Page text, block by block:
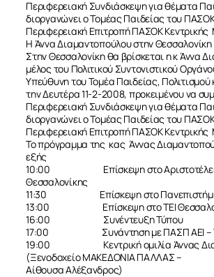
Περιφερειακή Συνδιάσκεψη για θέματα
διοργανώνει ο Τομέας Παιδείας του
Περιφερειακή Επιτροπή ΠΑΣΟΚ Κεντρικής
Η Άννα Διαμαντοπούλου στην Θεσσαλονίκη
Στην Θεσσαλονίκη θα βρίσκεται η κ Άννα
μέλος του Πολιτικού Συντονιστικού
Υπεύθυνη του Τομέα Παιδείας, Πολιτισμού
την Δευτέρα 11-2-2008, προκειμένου να
Περιφερειακή Συνδιάσκεψη για θέματα
διοργανώνει ο Τομέας Παιδείας του
Περιφερειακή Επιτροπή ΠΑΣΟΚ Κεντρικής
Το πρόγραμμα της κας Άννας
εξής
10:00 Επίσκεψη στο Αριστοτέλειο
Θεσσαλονίκης
11:30 Επίσκεψη στο
13:00 Επίσκεψη στο ΤΕΙ
16:00 Συνέντευξη Τύπου
17:00 Συνάντηση με ΠΑΣΠ ΑΕΙ –
19:00 Κεντρική ομιλία Άννας
(Ξενοδοχείο ΜΑΚΕΔΟΝΙΑ
Αίθουσα Αλέξανδρος)